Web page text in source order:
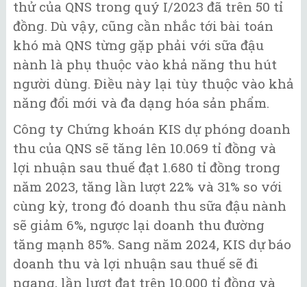
thử của QNS trong quý I/2023 đã trên 50 tỉ
đồng. Dù vậy, cũng cần nhắc tới bài toán
khó mà QNS từng gặp phải với sữa đậu
nành là phụ thuộc vào khả năng thu hút
người dùng. Điều này lại tùy thuộc vào khả
năng đổi mới và đa dạng hóa sản phẩm.
Công ty Chứng khoán KIS dự phóng doanh
thu của QNS sẽ tăng lên 10.069 tỉ đồng và
lợi nhuận sau thuế đạt 1.680 tỉ đồng trong
năm 2023, tăng lần lượt 22% và 31% so với
cùng kỳ, trong đó doanh thu sữa đậu nành
sẽ giảm 6%, ngược lại doanh thu đường
tăng mạnh 85%. Sang năm 2024, KIS dự báo
doanh thu và lợi nhuận sau thuế sẽ đi
ngang, lần lượt đạt trên 10.000 tỉ đồng và